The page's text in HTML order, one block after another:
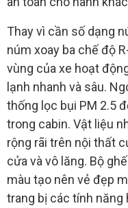
Thay vì cần số dạng
núm xoay ba chế độ
vùng của xe hoạt
lạnh nhanh và sâu.
thống lọc bụi PM 2.5
trong cabin. Vật liệu
rộng rãi trên nội thất
cửa và vô lăng. Bộ
màu tạo nên vẻ đẹp
trang bị các tính năng